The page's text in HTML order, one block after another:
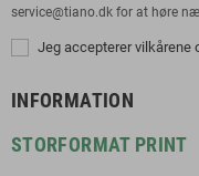
service@tiano.dk for at høre
Jeg accepterer vilkårene
INFORMATION
STORFORMAT PRINT